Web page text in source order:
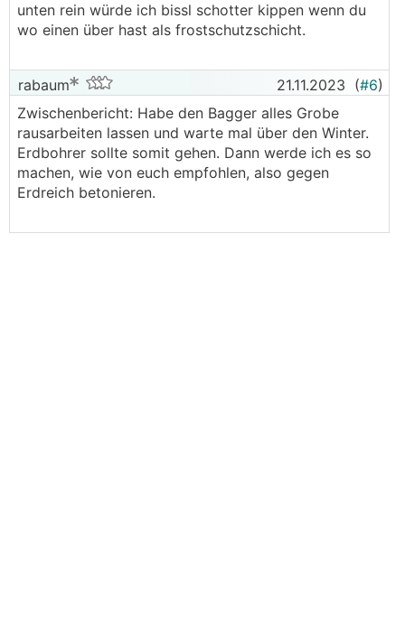
unten rein würde ich bissl schotter kippen wenn du
wo einen über hast als frostschutzschicht.
rabaum 21.11.2023 (#6)
Zwischenbericht: Habe den Bagger alles Grobe
rausarbeiten lassen und warte mal über den Winter.
Erdbohrer sollte somit gehen. Dann werde ich es so
machen, wie von euch empfohlen, also gegen
Erdreich betonieren.